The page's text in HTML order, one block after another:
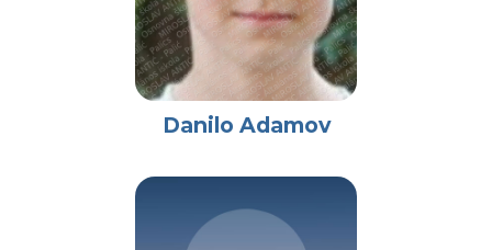
Danilo Adamov